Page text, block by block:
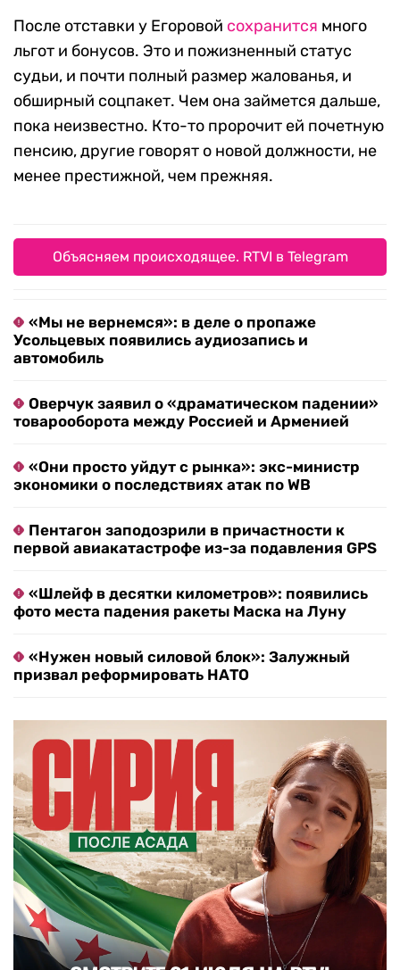
После отставки у Егоровой сохранится много
льгот и бонусов. Это и пожизненный статус
судьи, и почти полный размер жалованья, и
обширный соцпакет. Чем она займется дальше,
пока неизвестно. Кто-то пророчит ей почетную
пенсию, другие говорят о новой должности, не
менее престижной, чем прежняя.
Объясняем происходящее. RTVI в Telegram
«Мы не вернемся»: в деле о пропаже
Усольцевых появились аудиозапись и
автомобиль
Оверчук заявил о «драматическом падении»
товарооборота между Россией и Арменией
«Они просто уйдут с рынка»: экс-министр
экономики о последствиях атак по WB
Пентагон заподозрили в причастности к
первой авиакатастрофе из-за подавления GPS
«Шлейф в десятки километров»: появились
фото места падения ракеты Маска на Луну
«Нужен новый силовой блок»: Залужный
призвал реформировать НАТО